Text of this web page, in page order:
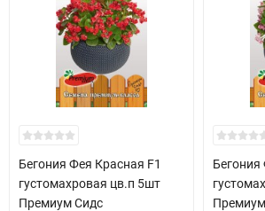
Бегония Фея Красная F1
густомахровая цв.п 5шт
Премиум Сидс
Бегония